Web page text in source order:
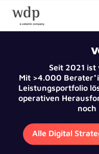
Seit 2021 ist
Mit >4.000
Leistungsportfolio
operativen
noch
Alle Digital